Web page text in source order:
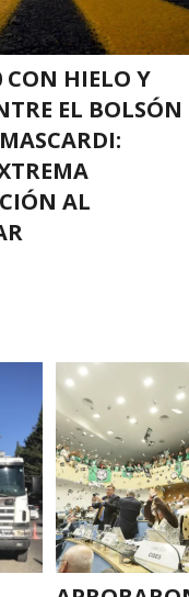
CON HIELO Y
EL BOLSÓN
AL